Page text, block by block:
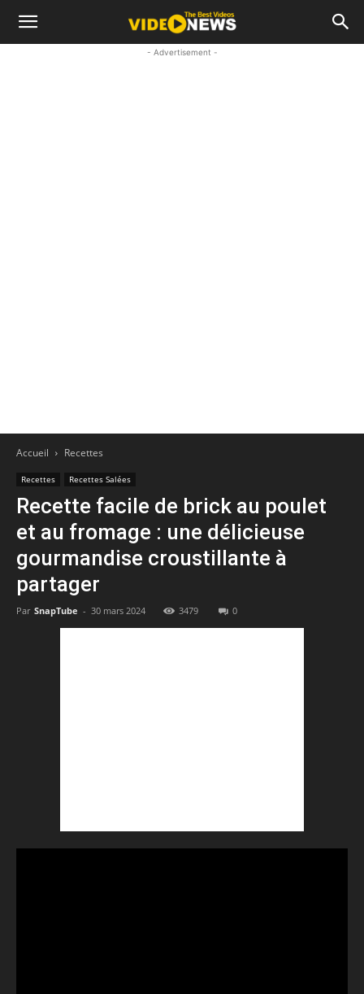
- Advertisement -
Accueil Recettes
Recettes Recettes Salées
Recette facile de brick au poulet
et au fromage : une délicieuse
gourmandise croustillante à
partager
Par SnapTube - 30 mars 2024 3479 0